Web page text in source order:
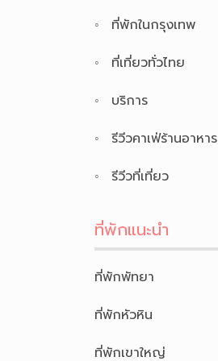
ที่พักในกรุงเทพ
ที่เที่ยวทั่วไทย
บริการ
รีวีวคาเฟ่ร้านอาหาร
รีวีวที่เที่ยว
ที่พักแนะนำ
ที่พักพัทยา
ที่พักหัวหิน
ที่พักเขาใหญ่